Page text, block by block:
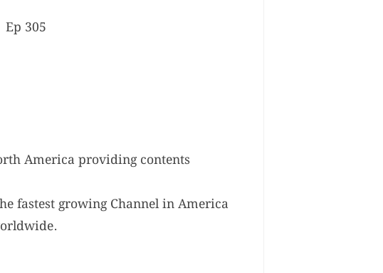
Ep 305
America providing contents
fastest growing Channel in America